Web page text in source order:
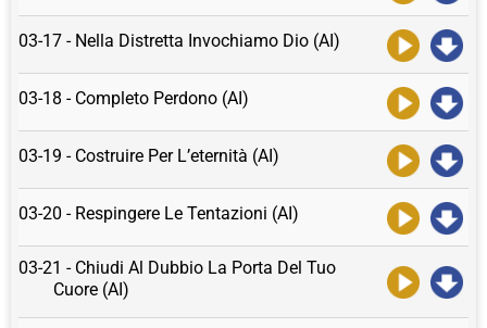
03-17 - Nella Distretta Invochiamo Dio (AI)
03-18 - Completo Perdono (AI)
03-19 - Costruire Per L’eternità (AI)
03-20 - Respingere Le Tentazioni (AI)
03-21 - Chiudi Al Dubbio La Porta Del Tuo
Cuore (AI)